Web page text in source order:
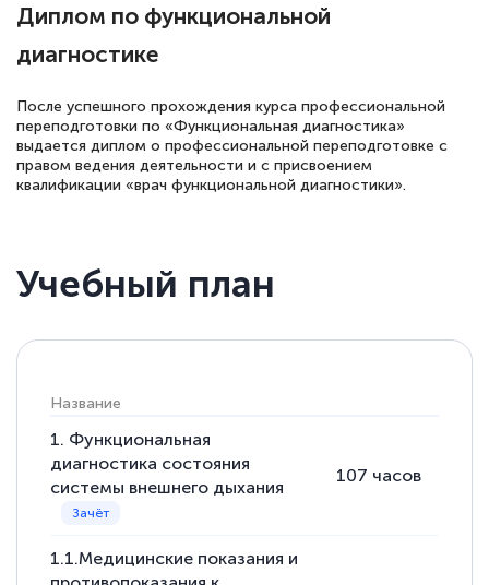
Диплом по функциональной
диагностике
После успешного прохождения курса профессиональной
переподготовки по «Функциональная диагностика»
выдается диплом о профессиональной переподготовке с
правом ведения деятельности и с присвоением
квалификации «врач функциональной диагностики».
Учебный план
Название
1. Функциональная
диагностика состояния
системы внешнего дыхания
107 часов
1.1.Медицинские показания и